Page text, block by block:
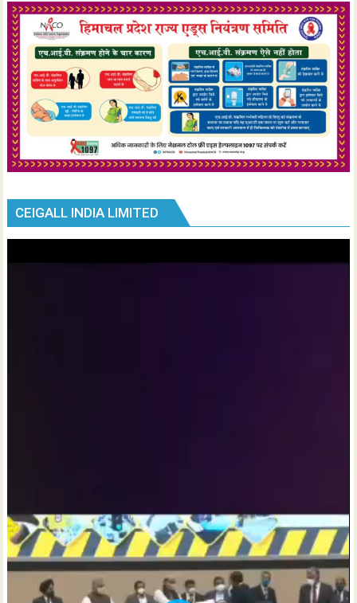
CEIGALL INDIA LIMITED